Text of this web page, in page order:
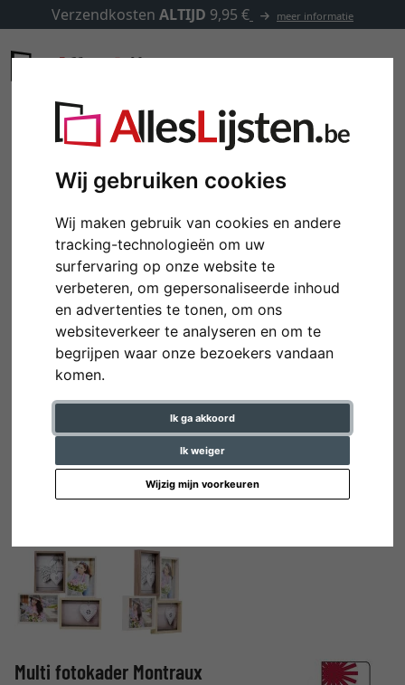
Wij gebruiken cookies
Wij maken gebruik van cookies en andere
tracking-technologieën om uw
surfervaring op onze website te
verbeteren, om gepersonaliseerde inhoud
en advertenties te tonen, om ons
websiteverkeer te analyseren en om te
begrijpen waar onze bezoekers vandaan
komen.
Ik ga akkoord
Ik weiger
Wijzig mijn voorkeuren
Verzendkosten ALTIJD 9,95 € meer informatie
Terug
Multi fotokader Montraux